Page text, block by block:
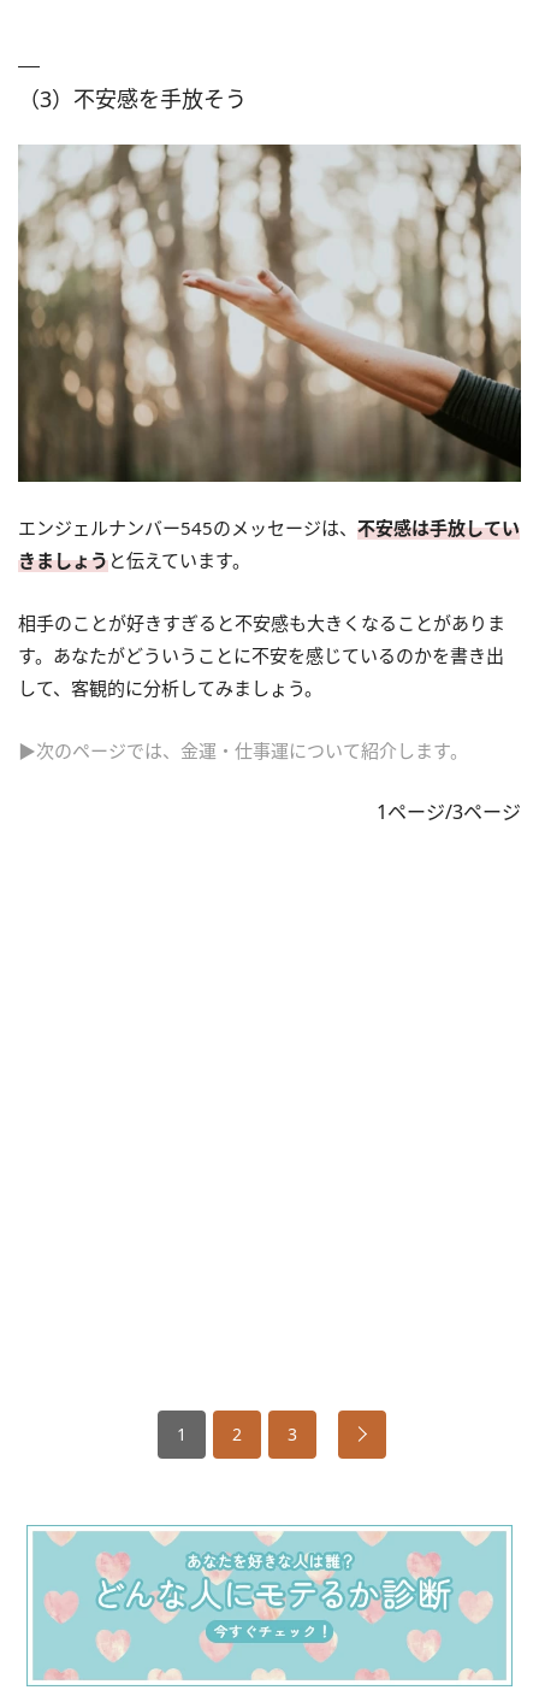
（3）不安感を手放そう
エンジェルナンバー545のメッセージは、 不安感は手放してい
きましょうと伝えています。
相手のことが好きすぎると不安感も大きくなることがありま
す。あなたがどういうことに不安を感じているのかを書き出
して、客観的に分析してみましょう。
▶次のページでは、金運・仕事運について紹介します。
1ページ/3ページ
1 2 3